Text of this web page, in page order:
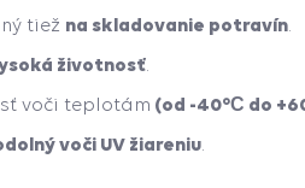
tiež na skladovanie potravín
životnosť
voči teplotám (od -40°С do
voči UV žiareniu